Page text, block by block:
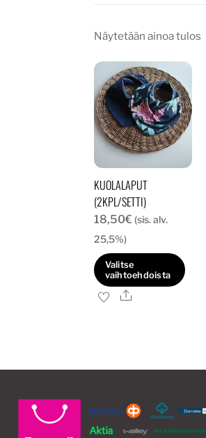
Näytetään ainoa tulos
KUOLALAPUT
(2KPL/SETTI)
18,50€ (sis. alv.
25,5%)
Valitse
vaihtoehdoista
Tällä
muunnelma.
tehdä
valinnat
Ale